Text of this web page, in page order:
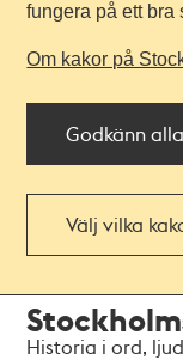
fungera på ett bra
Om kakor på
Godkänn
Välj vilka
navigationen
huvudinnehållet
Historia i ord,